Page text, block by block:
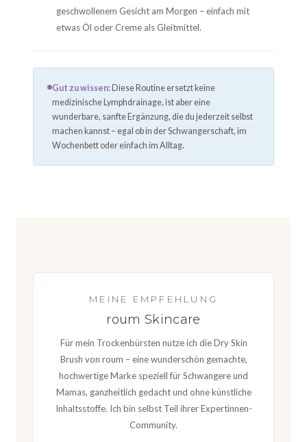
geschwollenem Gesicht am Morgen – einfach mit
etwas Öl oder Creme als Gleitmittel.
Gut zu wissen: Diese Routine ersetzt keine
medizinische Lymphdrainage, ist aber eine
wunderbare, sanfte Ergänzung, die du jederzeit selbst
machen kannst – egal ob in der Schwangerschaft, im
Wochenbett oder einfach im Alltag.
MEINE EMPFEHLUNG
roum Skincare
Für mein Trockenbürsten nutze ich die Dry Skin
Brush von roum – eine wunderschön gemachte,
hochwertige Marke speziell für Schwangere und
Mamas, ganzheitlich gedacht und ohne künstliche
Inhaltsstoffe. Ich bin selbst Teil ihrer Expertinnen-
Community.